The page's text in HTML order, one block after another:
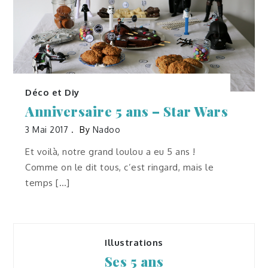
Déco et Diy
Anniversaire 5 ans – Star Wars
3 Mai 2017 By Nadoo
Et voilà, notre grand loulou a eu 5 ans !
Comme on le dit tous, c’est ringard, mais le
temps […]
Illustrations
Ses 5 ans